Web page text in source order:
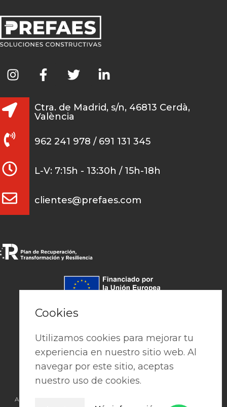
Ctra. de Madrid, s/n, 46813 Cerdà,
València
962 241 978 / 691 131 345
L-V: 7:15h - 13:30h / 15h-18h
clientes@prefaes.com
Aviso Legal
Cookies
Utilizamos cookies para mejorar tu
experiencia en nuestro sitio web. Al
navegar por este sitio, aceptas
nuestro uso de cookies.